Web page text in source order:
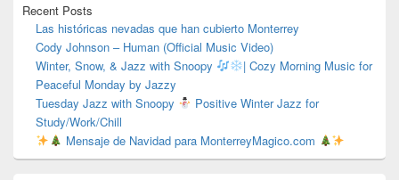
Recent Posts
Las históricas nevadas que han cubierto Monterrey
Cody Johnson – Human (Official Music Video)
Winter, Snow, & Jazz with Snoopy
| Cozy Morning Music for
Peaceful Monday by Jazzy
Tuesday Jazz with Snoopy
Positive Winter Jazz for
Study/Work/Chill
Mensaje de Navidad para MonterreyMagico.com